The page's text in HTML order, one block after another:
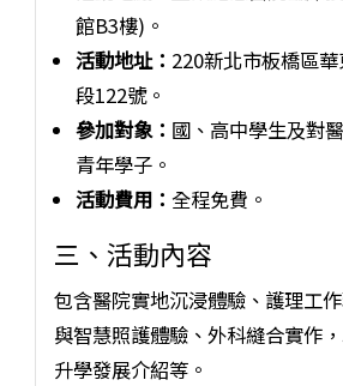
館B3樓)。
活動地址： 220新北市板橋區
段122號。
參加對象： 國、高中學生及對
青年學子。
活動費用：全程免費。
三、活動內容
包含醫院實地沉浸體驗、護理工
與智慧照護體驗、外科縫合實作
升學發展介紹等。